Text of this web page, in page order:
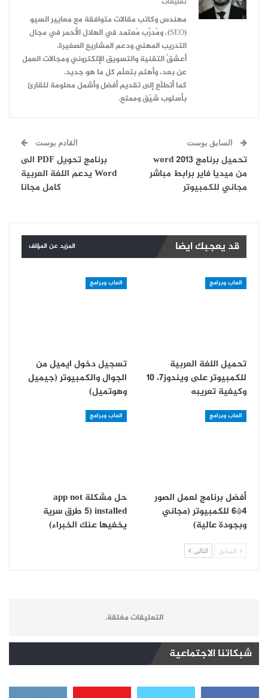
مهندس وكاتب مقالات متوافقة مع معايير السيو
(SEO)، ومُدرِّب مُعتمد في الهلال الأحمر في مجال
التدريب المهني ودعم المشاريع الصغيرة.
أعشقُ التقنية والتسويق الإلكتروني ومجالات العمل
عن بعد، وأهتم بتعلّم كل ما هو جديد.
كما أتطلّع إلى تقديم أفضل وأشمل معلومة للقارئ
بأسلوب شيّق وممتع.
السابق بوست
تحميل برنامج word 2013
من ميديا فاير برابط مباشر
مجاني للكمبيوتر
القادم بوست
برنامج تحويل PDF الى
Word يدعم اللغة العربية
كامل مجانا
قد يعجبك ايضا المزيد عن المؤلف
العاب وبرامج
تحميل اللغة العربية
للكمبيوتر على ويندوز7، 10
وكيفية تعريبه
العاب وبرامج
تسجيل دخول ايميل من
الجوال والكمبيوتر (جيميل
وهوتميل)
العاب وبرامج
أفضل برنامج لعمل الصور
4*6 للكمبيوتر (مجاني
وبجودة عالية)
العاب وبرامج
حل مشكلة app not
installed (5 طرق سرية
يخفيها عنك الخبراء)
السابق التالي
التعليقات مغلقة.
شبكاتنا الاجتماعية